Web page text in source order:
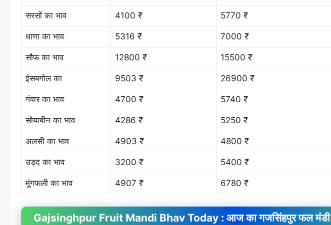
सरसों का भाव 4100 ₹ 5770 ₹
धाणा का भाव 5316 ₹ 7000 ₹
सौफ का भाव 12800 ₹ 15500 ₹
ईसबगोल का 9503 ₹ 26900 ₹
गंवार का भाव 4700 ₹ 5740 ₹
सोयाबीन का भाव 4286 ₹ 5250 ₹
अलसी का भाव 4903 ₹ 4800 ₹
उड़द का भाव 3200 ₹ 5400 ₹
मूंगफली का भाव 4907 ₹ 6780 ₹
Gajsinghpur Fruit Mandi Bhav Today : आज का गजसिंहपुर फल मंडी